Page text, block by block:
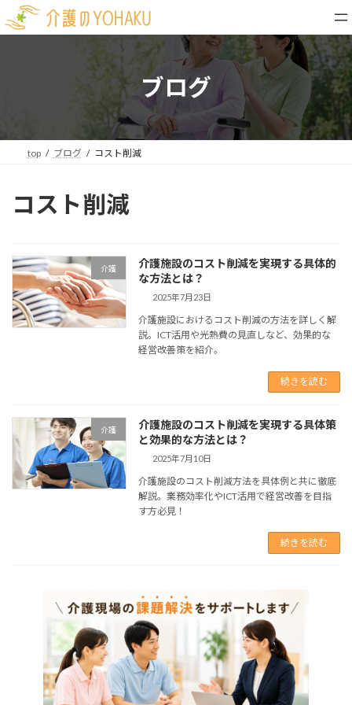
ン
ッ
ビ
移
ブログ
top ブログ コスト削減
コスト削減
介護
介護施設のコスト削減を実現する具体的
な方法とは？
2025年7月23日
介護施設におけるコスト削減の方法を詳しく解
説。ICT活用や光熱費の見直しなど、効果的な
経営改善策を紹介。
続きを読む
介護
介護施設のコスト削減を実現する具体策
と効果的な方法とは？
2025年7月10日
介護施設のコスト削減方法を具体例と共に徹底
解説。業務効率化やICT活用で経営改善を目指
す方必見！
続きを読む